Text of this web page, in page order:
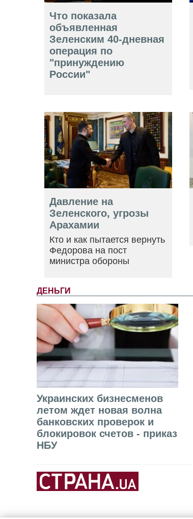
Что показала
объявленная
Зеленским 40-дневная
операция по
"принуждению
России"
Давление на
Зеленского, угрозы
Арахамии
Кто и как пытается вернуть
Федорова на пост
министра обороны
ДЕНЬГИ
Украинских бизнесменов
летом ждет новая волна
банковских проверок и
блокировок счетов - приказ
НБУ